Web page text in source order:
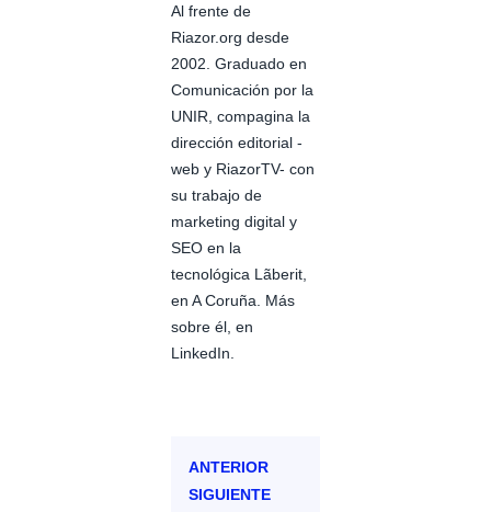
Al frente de
Riazor.org desde
2002. Graduado en
Comunicación por la
UNIR, compagina la
dirección editorial -
web y RiazorTV- con
su trabajo de
marketing digital y
SEO en la
tecnológica Lãberit,
en A Coruña. Más
sobre él, en
LinkedIn.
ANTERIOR
SIGUIENTE